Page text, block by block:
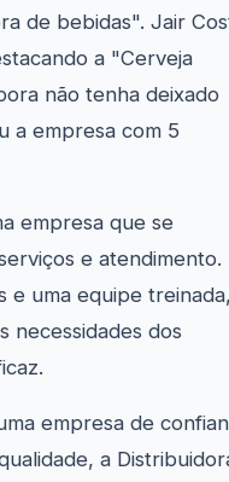
de bebidas". Jair
a "Cerveja
não tenha deixado
a empresa com 5
empresa que se
e atendimento.
e uma equipe
necessidades dos
empresa de
a